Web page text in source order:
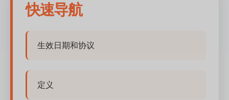
快速导航
生效日期和协议
定义